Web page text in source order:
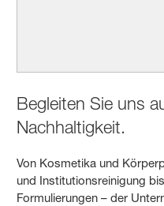
Begleiten Sie uns
Nachhaltigkeit.
Von Kosmetika und
und Institutionsreinigung
Formulierungen – der